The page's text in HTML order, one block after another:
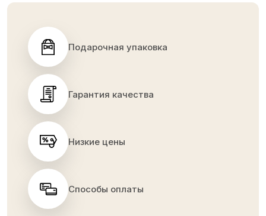
Подарочная упаковка
Гарантия качества
Низкие цены
Способы оплаты